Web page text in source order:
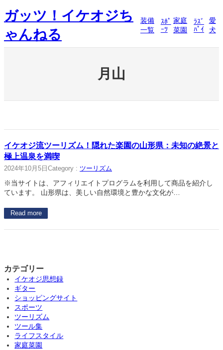
容
ス
キ
ガッツ！イケオジち
ゃんねる
装備
一覧
ｽﾎﾟ
ｰﾂ
家庭
菜園
ﾗｽﾞ
ﾊﾟｲ
愛
犬
月山
イケオジ流ツーリズム！隠れた楽園の山形県：未知の絶景と
極上温泉を満喫
2024年10月5日 Category : ツーリズム
※当サイトは、アフィリエイトプログラムを利用して商品を紹介し
ています。 山形県は、美しい自然環境と豊かな文化が…
Read more
カテゴリー
イケオジ思想録
ギター
ショッピングサイト
スポーツ
ツーリズム
ツール集
ライフスタイル
家庭菜園